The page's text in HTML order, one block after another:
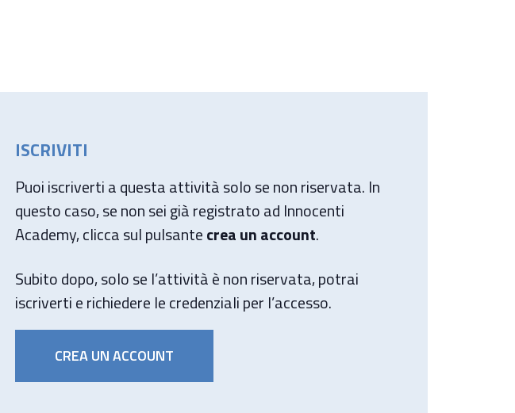
ISCRIVITI
Puoi iscriverti a questa attività solo se non riservata. In
questo caso, se non sei già registrato ad Innocenti
Academy, clicca sul pulsantecrea un account.
Subito dopo, solo se l’attività è non riservata, potrai
iscriverti e richiedere le credenziali per l’accesso.
CREA UN ACCOUNT